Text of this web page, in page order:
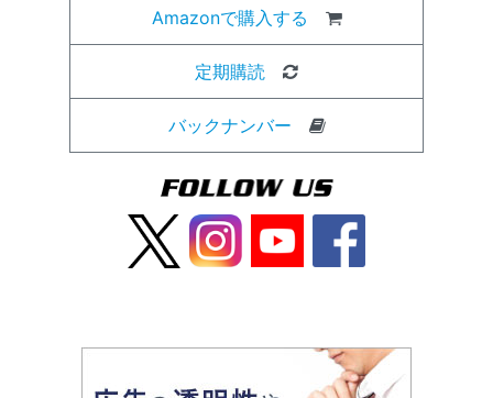
Amazonで購入する
定期購読
バックナンバー